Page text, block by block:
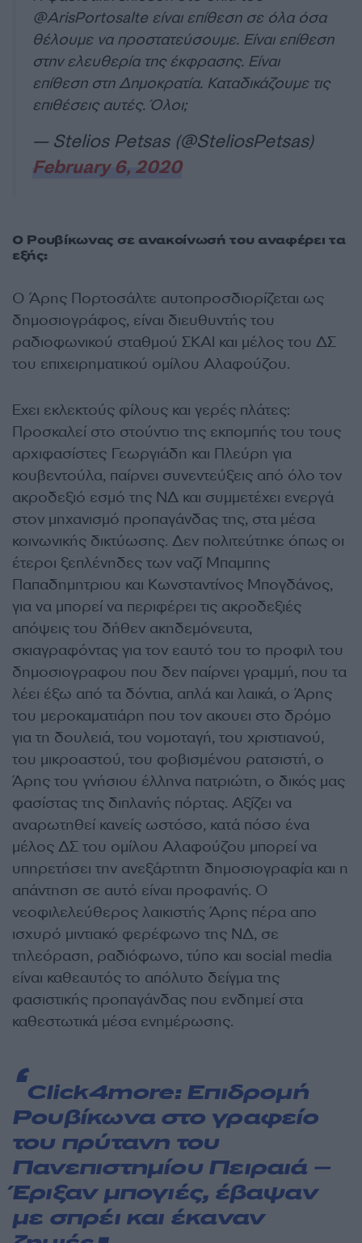
@ArisPortosalte είναι επίθεση σε όλα όσα
θέλουμε να προστατεύσουμε. Είναι επίθεση
στην ελευθερία της έκφρασης. Είναι
επίθεση στη Δημοκρατία. Καταδικάζουμε τις
επιθέσεις αυτές. Όλοι;
— Stelios Petsas (@SteliosPetsas)
February 6, 2020
Ο Ρουβίκωνας σε ανακοίνωσή του αναφέρει τα
εξής:
Ο Άρης Πορτοσάλτε αυτοπροσδιορίζεται ως
δημοσιογράφος, είναι διευθυντής του
ραδιοφωνικού σταθμού ΣΚΑΙ και μέλος του ΔΣ
του επιχειρηματικού ομίλου Αλαφούζου.
Εχει εκλεκτούς φίλους και γερές πλάτες:
Προσκαλεί στο στούντιο της εκπομπής του τους
αρχιφασίστες Γεωργιάδη και Πλεύρη για
κουβεντούλα, παίρνει συνεντεύξεις από όλο τον
ακροδεξιό εσμό της ΝΔ και συμμετέχει ενεργά
στον μηχανισμό προπαγάνδας της, στα μέσα
κοινωνικής δικτύωσης. Δεν πολιτεύτηκε όπως οι
έτεροι ξεπλένηδες των ναζί Μπαμπης
Παπαδημητριου και Κωνσταντίνος Μπογδάνος,
για να μπορεί να περιφέρει τις ακροδεξιές
απόψεις του δήθεν ακηδεμόνευτα,
σκιαγραφόντας για τον εαυτό του το προφιλ του
δημοσιογραφου που δεν παίρνει γραμμή, που τα
λέει έξω από τα δόντια, απλά και λαικά, ο Άρης
του μεροκαματιάρη που τον ακουει στο δρόμο
για τη δουλειά, του νομοταγή, του χριστιανού,
του μικροαστού, του φοβισμένου ρατσιστή, ο
Άρης του γνήσιου έλληνα πατριώτη, ο δικός μας
φασίστας της διπλανής πόρτας. Αξίζει να
αναρωτηθεί κανείς ωστόσο, κατά πόσο ένα
μέλος ΔΣ του ομίλου Αλαφούζου μπορεί να
υπηρετήσει την ανεξάρτητη δημοσιογραφία και η
απάντηση σε αυτό είναι προφανής. Ο
νεοφιλελεύθερος λαικιστής Άρης πέρα απο
ισχυρό μιντιακό φερέφωνο της ΝΔ, σε
τηλεόραση, ραδιόφωνο, τύπο και social media
είναι καθεαυτός το απόλυτο δείγμα της
φασιστικής προπαγάνδας που ενδημεί στα
καθεστωτικά μέσα ενημέρωσης.
Click4more: Επιδρομή
Ρουβίκωνα στο γραφείο
του πρύτανη του
Πανεπιστημίου Πειραιά –
Έριξαν μπογιές, έβαψαν
με σπρέι και έκαναν